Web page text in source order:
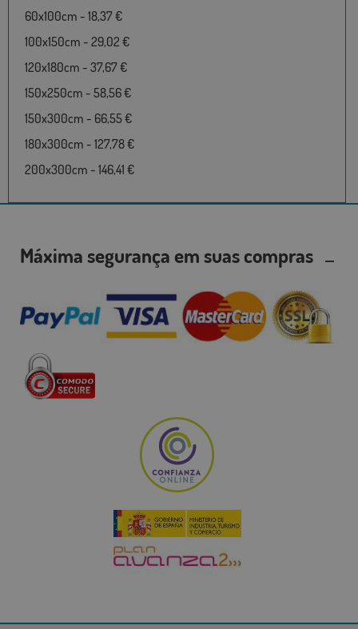
60x100cm - 18,37 €
100x150cm - 29,02 €
120x180cm - 37,67 €
150x250cm - 58,56 €
150x300cm - 66,55 €
180x300cm - 127,78 €
200x300cm - 146,41 €
Máxima segurança em suas compras